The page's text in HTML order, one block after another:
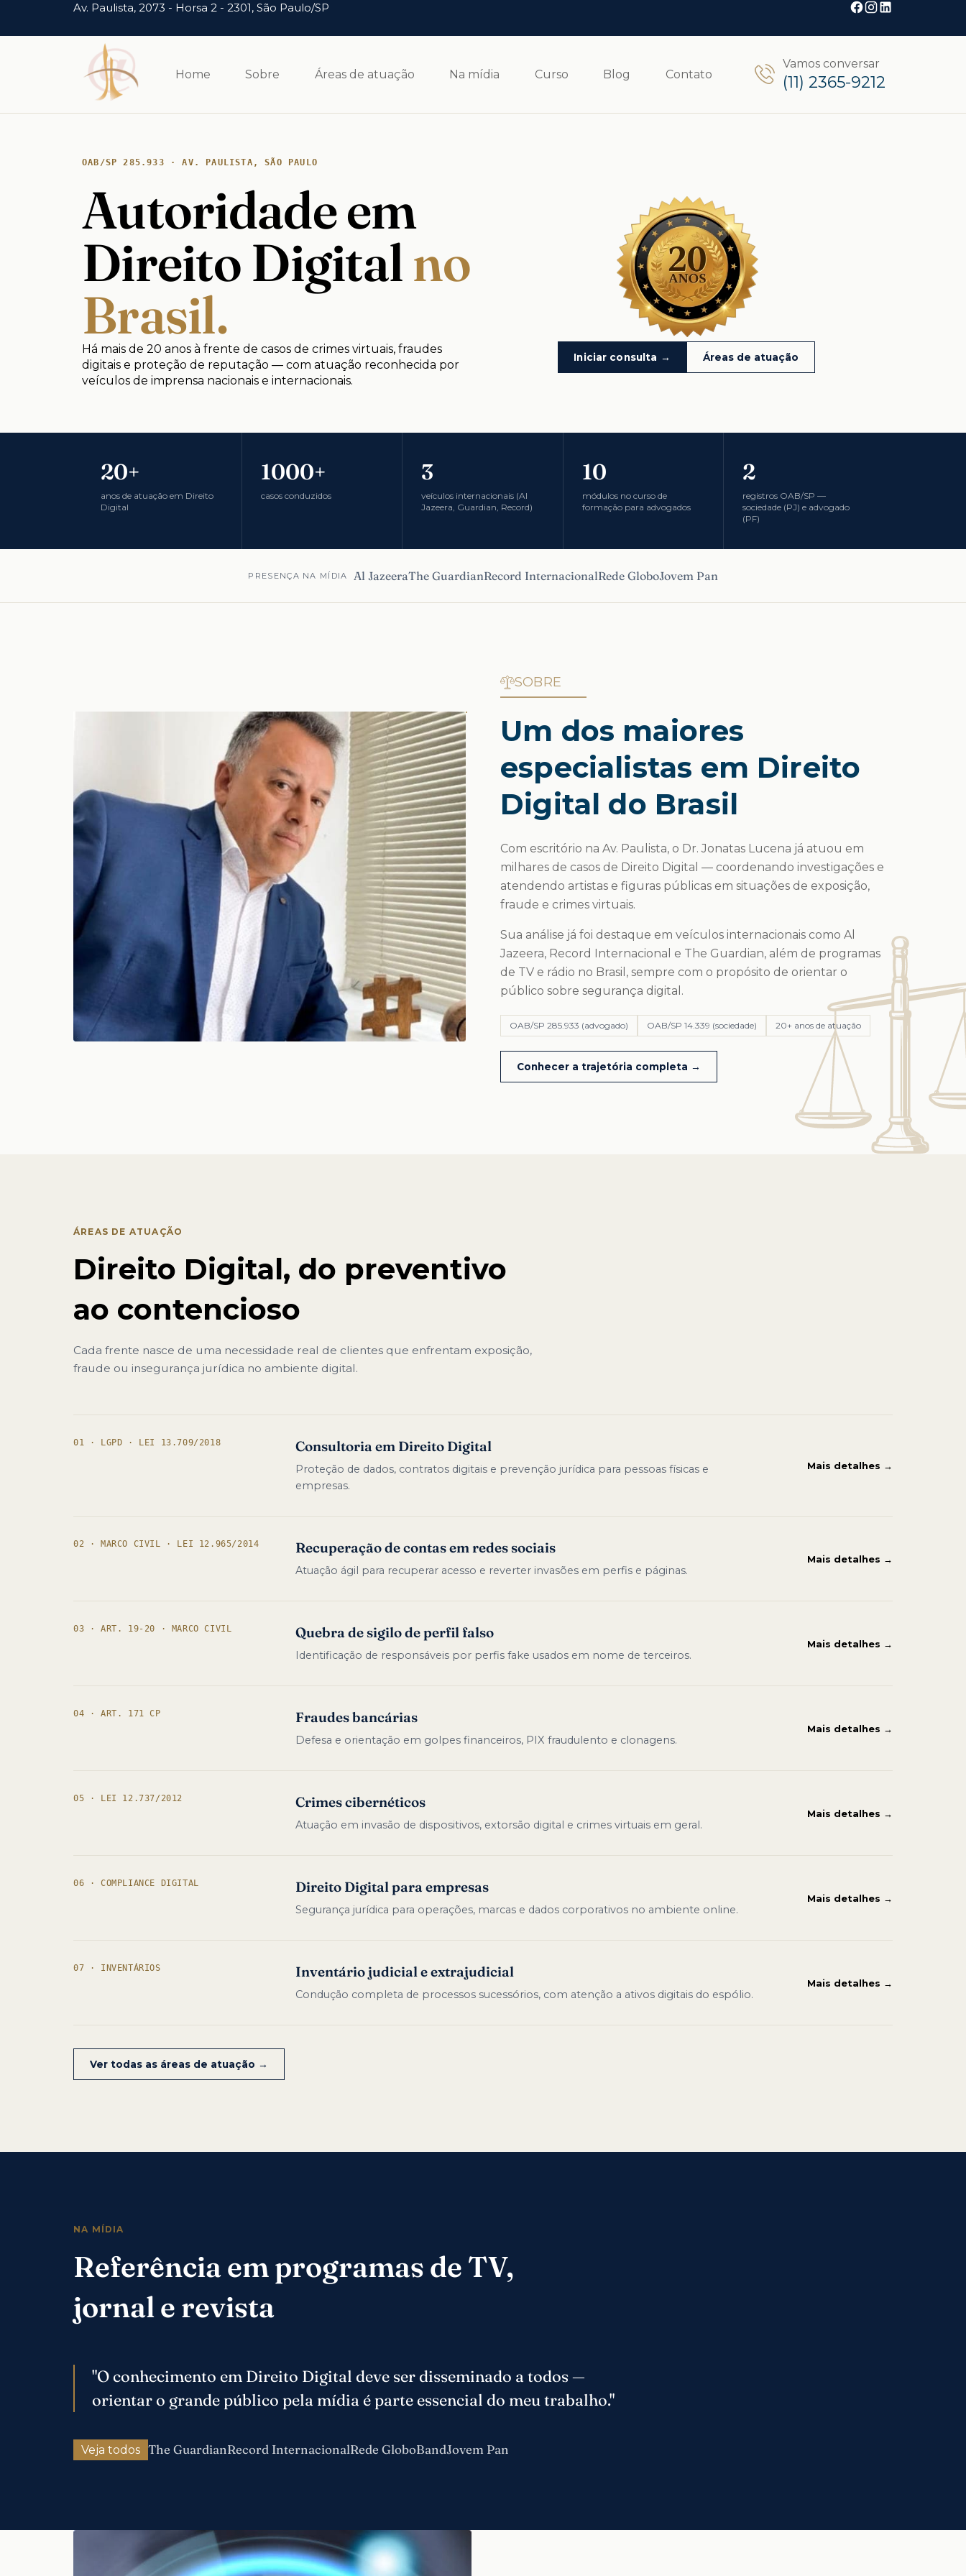
Av. Paulista, 2073 - Horsa 2 - 2301, São Paulo/SP
Home Sobre Áreas de atuação Na mídia Curso Blog Contato
Vamos conversar
(11) 2365-9212
OAB/SP 285.933 · AV. PAULISTA, SÃO PAULO
Autoridade em
Direito Digitalno
Brasil.
Há mais de 20 anos à frente de casos de crimes virtuais, fraudes
digitais e proteção de reputação — com atuação reconhecida por
veículos de imprensa nacionais e internacionais.
Iniciar consulta → Áreas de atuação
20+
anos de atuação em Direito
Digital
1000+
casos conduzidos
3
veículos internacionais (Al
Jazeera, Guardian, Record)
10
módulos no curso de
formação para advogados
2
registros OAB/SP —
sociedade (PJ) e advogado
(PF)
PRESENÇA NA MÍDIA Al JazeeraThe GuardianRecord InternacionalRede GloboJovem Pan
SOBRE
Um dos maiores
especialistas em Direito
Digital do Brasil
Com escritório na Av. Paulista, o Dr. Jonatas Lucena já atuou em
milhares de casos de Direito Digital — coordenando investigações e
atendendo artistas e figuras públicas em situações de exposição,
fraude e crimes virtuais.
Sua análise já foi destaque em veículos internacionais como Al
Jazeera, Record Internacional e The Guardian, além de programas
de TV e rádio no Brasil, sempre com o propósito de orientar o
público sobre segurança digital.
OAB/SP 285.933 (advogado) OAB/SP 14.339 (sociedade) 20+ anos de atuação
Conhecer a trajetória completa →
ÁREAS DE ATUAÇÃO
Direito Digital, do preventivo
ao contencioso
Cada frente nasce de uma necessidade real de clientes que enfrentam exposição,
fraude ou insegurança jurídica no ambiente digital.
01 · LGPD · LEI 13.709/2018 Consultoria em Direito Digital
Proteção de dados, contratos digitais e prevenção jurídica para pessoas físicas e
empresas.
Mais detalhes →
02 · MARCO CIVIL · LEI 12.965/2014 Recuperação de contas em redes sociais
Atuação ágil para recuperar acesso e reverter invasões em perfis e páginas.
Mais detalhes →
03 · ART. 19-20 · MARCO CIVIL Quebra de sigilo de perfil falso
Identificação de responsáveis por perfis fake usados em nome de terceiros.
Mais detalhes →
04 · ART. 171 CP Fraudes bancárias
Defesa e orientação em golpes financeiros, PIX fraudulento e clonagens.
Mais detalhes →
05 · LEI 12.737/2012 Crimes cibernéticos
Atuação em invasão de dispositivos, extorsão digital e crimes virtuais em geral.
Mais detalhes →
06 · COMPLIANCE DIGITAL Direito Digital para empresas
Segurança jurídica para operações, marcas e dados corporativos no ambiente online.
Mais detalhes →
07 · INVENTÁRIOS Inventário judicial e extrajudicial
Condução completa de processos sucessórios, com atenção a ativos digitais do espólio.
Mais detalhes →
Ver todas as áreas de atuação →
NA MÍDIA
Referência em programas de TV,
jornal e revista
"O conhecimento em Direito Digital deve ser disseminado a todos —
orientar o grande público pela mídia é parte essencial do meu trabalho."
Veja todos The GuardianRecord InternacionalRede GloboBandJovem Pan